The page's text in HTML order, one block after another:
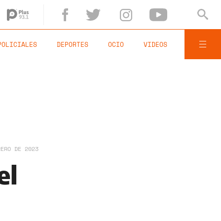
DEPORTES OCIO VIDEOS
DE 2023